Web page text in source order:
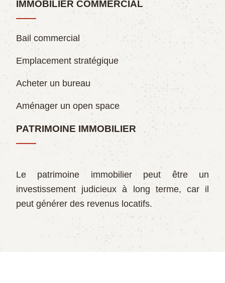
IMMOBILIER COMMERCIAL
Bail commercial
Emplacement stratégique
Acheter un bureau
Aménager un open space
PATRIMOINE IMMOBILIER
Le patrimoine immobilier peut être un
investissement judicieux à long terme, car il
peut générer des revenus locatifs.